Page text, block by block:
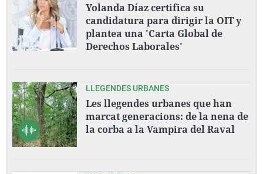
Yolanda Díaz certifica su
candidatura para dirigir la OIT y
plantea una 'Carta Global de
Derechos Laborales'
LLEGENDES URBANES
Les llegendes urbanes que han
marcat generacions: de la nena de
la corba a la Vampira del Raval